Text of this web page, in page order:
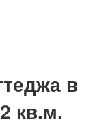
в
кв.м.